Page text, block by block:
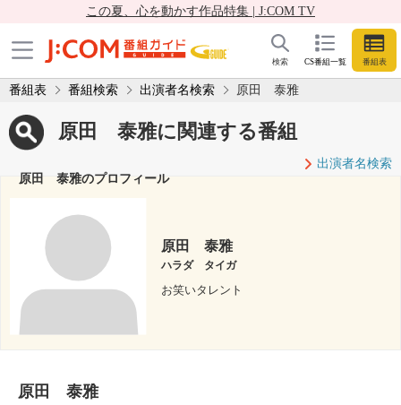
この夏、心を動かす作品特集 | J:COM TV
CS番組一覧 番組表
検索
番組表 番組検索 出演者名検索 原田 泰雅
原田 泰雅に関連する番組
出演者名検索
原田 泰雅のプロフィール
原田 泰雅
ハラダ タイガ
お笑いタレント
原田 泰雅